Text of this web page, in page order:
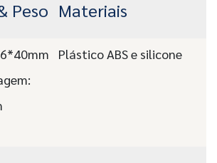
Peso Materiais
Plástico ABS e silicone